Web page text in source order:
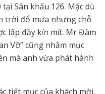
Sân khấu 126. Mặc dù
trời đổ mưa nhưng chỗ
lấp đầy kín mít. Mr Đàm
Vỡ” cũng nhằm mục
mà anh vừa phát hành
tiết mục của khách mời,